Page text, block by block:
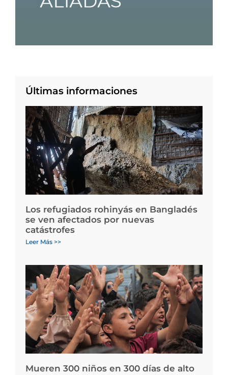
Últimas informaciones
Los refugiados rohinyás en Bangladés
se ven afectados por nuevas
catástrofes
Leer Más >>
Mueren 300 niños en 300 días de alto